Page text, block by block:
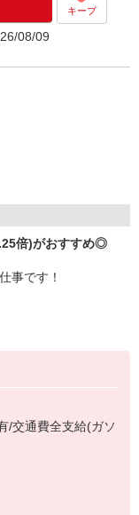
キープ
08/09
倍)がおすすめ◎
事です！
当/残業手当含む）
交通費全支給(ガソ